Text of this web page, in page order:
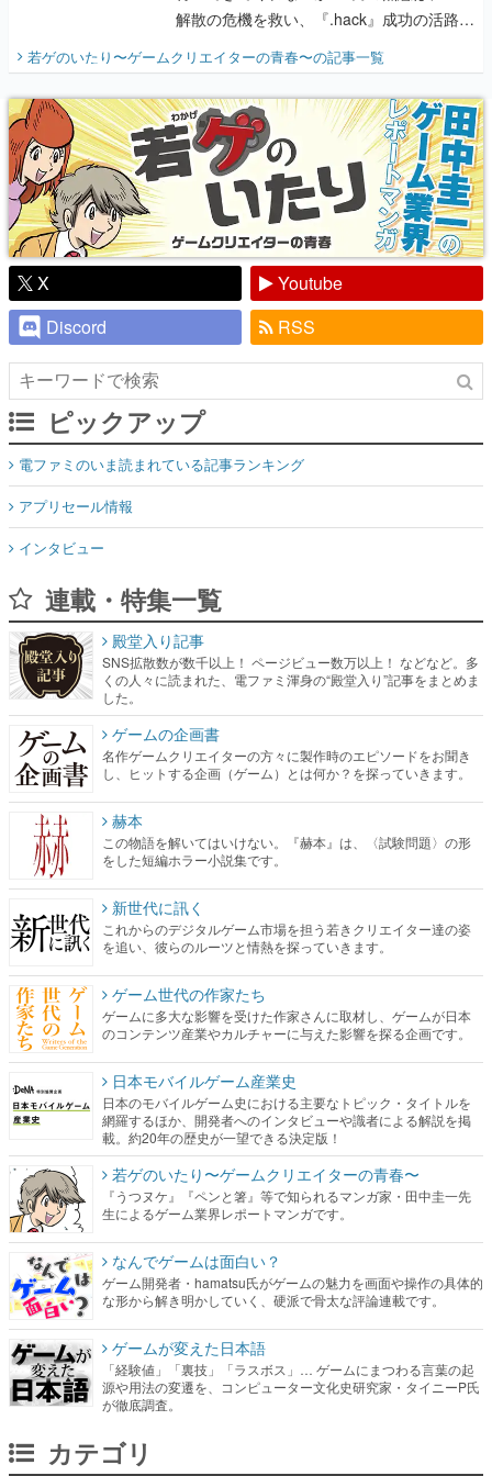
解散の危機を救い、『.hack』成功の活路を
『少年ジャンプ』色だった【若ゲのいた
り】
若ゲのいたり〜ゲームクリエイターの青春〜の記事一覧
X
Youtube
Discord
RSS
ピックアップ
電ファミのいま読まれている記事ランキング
アプリセール情報
インタビュー
連載・特集一覧
殿堂入り記事
SNS拡散数が数千以上！ ページビュー数万以上！ などなど。多
くの人々に読まれた、電ファミ渾身の“殿堂入り”記事をまとめま
した。
ゲームの企画書
名作ゲームクリエイターの方々に製作時のエピソードをお聞き
し、ヒットする企画（ゲーム）とは何か？を探っていきます。
赫本
この物語を解いてはいけない。『赫本』は、〈試験問題〉の形
をした短編ホラー小説集です。
新世代に訊く
これからのデジタルゲーム市場を担う若きクリエイター達の姿
を追い、彼らのルーツと情熱を探っていきます。
ゲーム世代の作家たち
ゲームに多大な影響を受けた作家さんに取材し、ゲームが日本
のコンテンツ産業やカルチャーに与えた影響を探る企画です。
日本モバイルゲーム産業史
日本のモバイルゲーム史における主要なトピック・タイトルを
網羅するほか、開発者へのインタビューや識者による解説を掲
載。約20年の歴史が一望できる決定版！
若ゲのいたり〜ゲームクリエイターの青春〜
『うつヌケ』『ペンと箸』等で知られるマンガ家・田中圭一先
生によるゲーム業界レポートマンガです。
なんでゲームは面白い？
ゲーム開発者・hamatsu氏がゲームの魅力を画面や操作の具体的
な形から解き明かしていく、硬派で骨太な評論連載です。
ゲームが変えた日本語
「経験値」「裏技」「ラスボス」… ゲームにまつわる言葉の起
源や用法の変遷を、コンピューター文化史研究家・タイニーP氏
が徹底調査。
カテゴリ